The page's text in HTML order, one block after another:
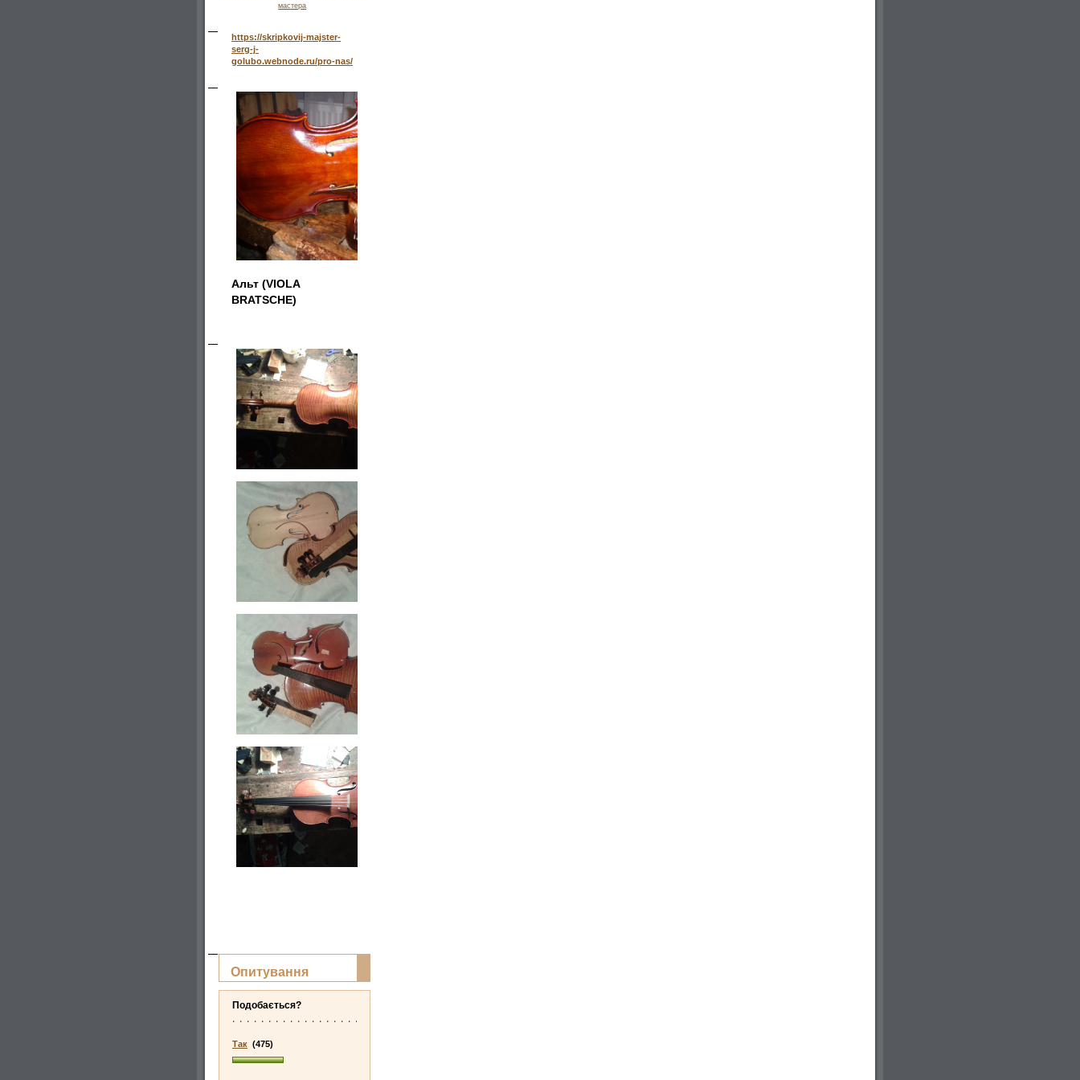
мастера
https://skripkovij-majster-
serg-j-
golubo.webnode.ru/pro-nas/
Альт (VIOLA
BRATSCHE)
Опитування
Подобається?
Так (475)